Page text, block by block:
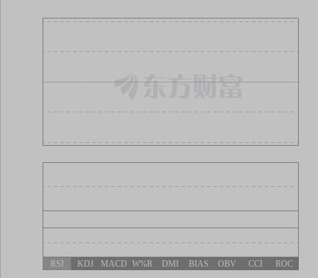
RSI KDJ MACD W%R DMI BIAS OBV CCI ROC